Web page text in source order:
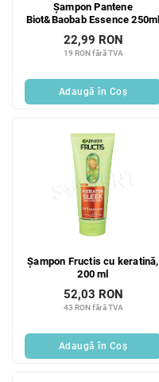
Șampon Pantene
Biot&Baobab Essence 250ml
19 RON fără TVA
22,99 RON
Adaugă în Coş
Șampon Fructis cu keratină,
200 ml
43 RON fără TVA
52,03 RON
Adaugă în Coş